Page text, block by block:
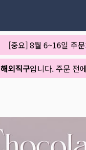
[중요] 8월 6~16일 주
해외직구입니다. 주문 전